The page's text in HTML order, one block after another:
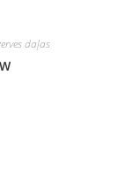
daļas